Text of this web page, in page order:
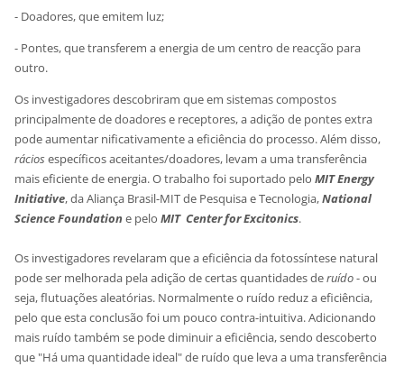
- Doadores, que emitem luz;
- Pontes, que transferem a energia de um centro de reacção para
outro.
Os investigadores descobriram que em sistemas compostos
principalmente de doadores e receptores, a adição de pontes extra
pode aumentar nificativamente a eficiência do processo. Além disso,
ráciosespecíficos aceitantes/doadores, levam a uma transferência
mais eficiente de energia. O trabalho foi suportado peloMIT Energy
Initiative, da Aliança Brasil-MIT de Pesquisa e Tecnologia,National
Science Foundation e peloMIT Center for Excitonics.
Os investigadores revelaram que a eficiência da fotossíntese natural
pode ser melhorada pela adição de certas quantidades deruído- ou
seja, flutuações aleatórias. Normalmente o ruído reduz a eficiência,
pelo que esta conclusão foi um pouco contra-intuitiva. Adicionando
mais ruído também se pode diminuir a eficiência, sendo descoberto
que "Há uma quantidade ideal" de ruído que leva a uma transferência